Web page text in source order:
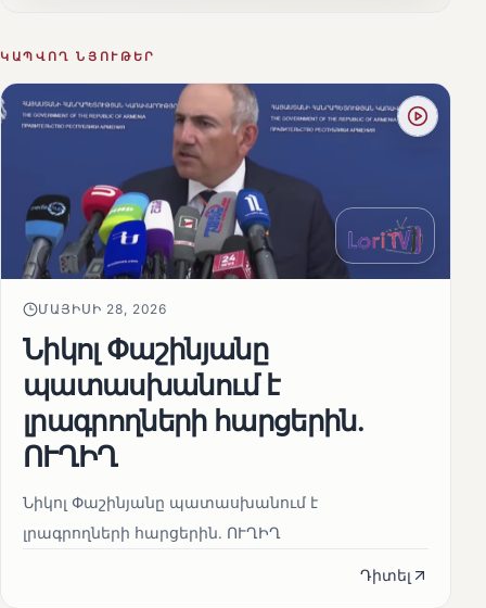
ԿԱՊՎՈՂ ՆՅՈՒԹԵՐ
ՄԱՅԻՍԻ 28, 2026
Նիկոլ Փաշինյանը
պատասխանում է
լրագրողների հարցերին․
ՈՒՂԻՂ
Նիկոլ Փաշինյանը պատասխանում է
լրագրողների հարցերին․ ՈՒՂԻՂ
Դիտել